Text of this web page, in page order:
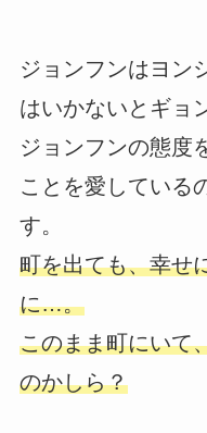
ジョンフンはヨン
はいかないとギョ
ジョンフンの態度
ことを愛している
す。
町を出ても、幸せ
に…。
このまま町にいて
のかしら？